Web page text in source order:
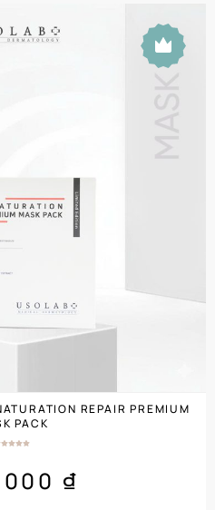
REPAIR PREMIUM
PACK
₫